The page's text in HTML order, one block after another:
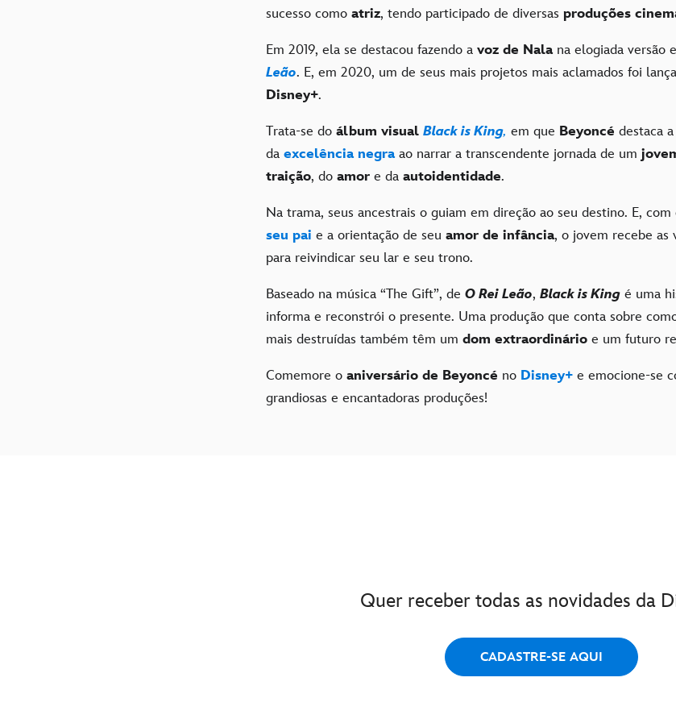
sucesso como atriz, tendo participado de diversas produções
Em 2019, ela se destacou fazendo a voz de Nalana elogiada versão
Leão. E, em 2020, um de seus mais projetos mais aclamados foi
Disney+.
Trata-se do álbum visual Black is King, em que Beyoncé destaca
da excelência negraao narrar a transcendente jornada de um
traição, do amor e da autoidentidade.
Na trama, seus ancestrais o guiam em direção ao seu destino. E, com
seu pai e a orientação de seu amor de infância, o jovem recebe as
para reivindicar seu lar e seu trono.
Baseado na música “The Gift”, de O Rei Leão, Black is King é uma
informa e reconstrói o presente. Uma produção que conta sobre
mais destruídas também têm um dom extraordinário e um futuro
Comemore o aniversário de Beyoncé no Disney+ e emocione-se
grandiosas e encantadoras produções!
Quer receber todas as novidades da
CADASTRE-SE AQUI